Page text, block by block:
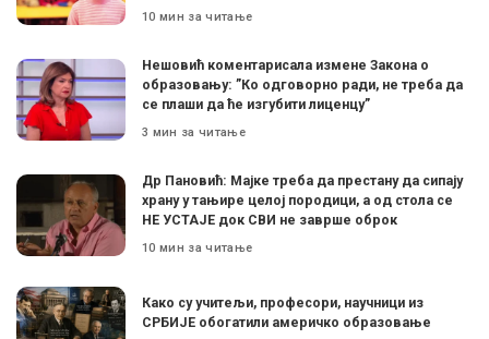
10 мин за читање
Нешовић коментарисала измене Закона о
образовању: ”Ко одговорно ради, не треба да
се плаши да ће изгубити лиценцу”
3 мин за читање
Др Пановић: Мајке треба да престану да сипају
храну у тањире целој породици, а од стола се
НЕ УСТАЈЕ док СВИ не заврше оброк
10 мин за читање
Како су учитељи, професори, научници из
СРБИЈЕ обогатили америчко образовање